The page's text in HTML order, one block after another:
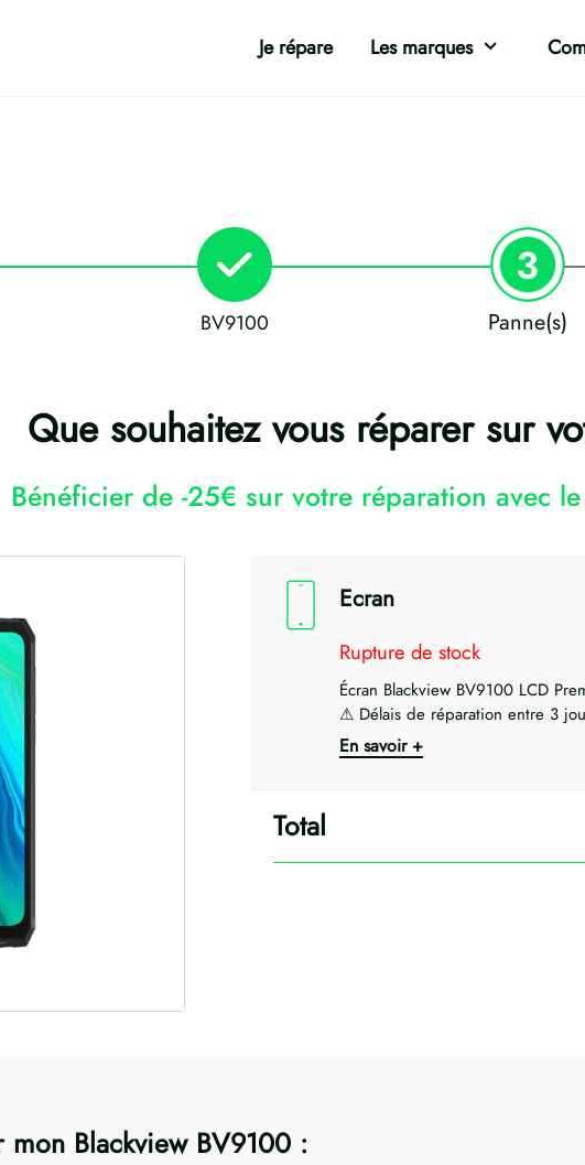
Je répare Les marques
BV9100 Panne(s)
Que souhaitez vous réparer sur
Bénéficier de -25€ sur votre réparation avec le
Ecran
Rupture de stock
Écran Blackview BV9100 LCD
⚠ Délais de réparation entre 3
En savoir +
mon Blackview BV9100 :